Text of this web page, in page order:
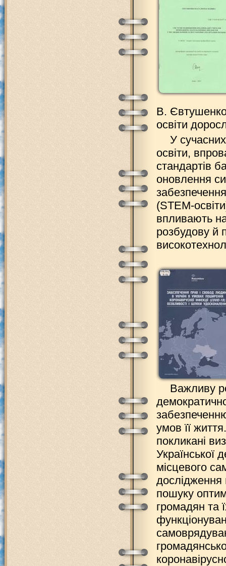
В. Євтушенко
освіти
У
освіти,
стандартів
оновлення
(STEM-
впливають
розбудову й
Важливу
умов її
покликані
Української
місцевого
дослідження
пошуку
громадян та